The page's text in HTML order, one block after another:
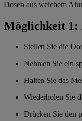
Dosen aus weichem
Möglichkeit 1:
Stellen Sie die
Nehmen Sie ein
Halten Sie das
Wiederholen Sie
Drücken Sie den